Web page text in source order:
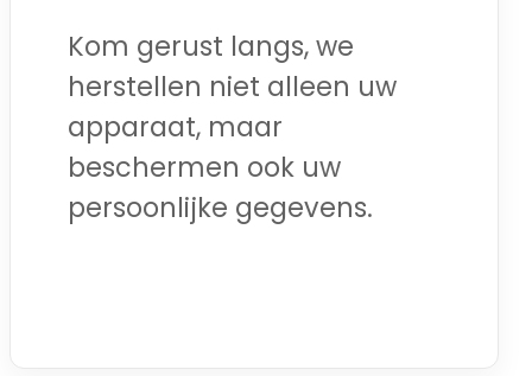
Kom gerust langs, we
herstellen niet alleen uw
apparaat, maar
beschermen ook uw
persoonlijke gegevens.